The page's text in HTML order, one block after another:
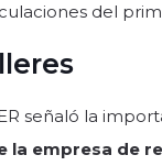
del
señaló la
la empresa de